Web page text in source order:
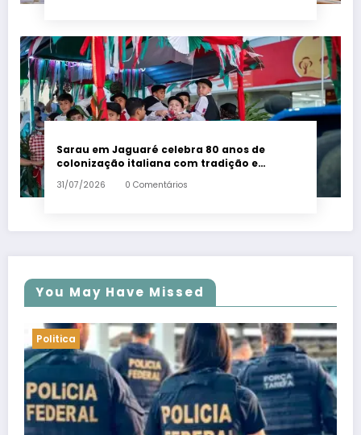
Sarau em Jaguaré celebra 80 anos de
colonização italiana com tradição e
trambolhão da polenta – Em Dia ES
31/07/2026 0 Comentários
You May Have Missed
Politica